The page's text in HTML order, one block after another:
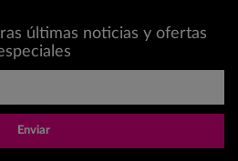
últimas noticias y ofertas
Enviar